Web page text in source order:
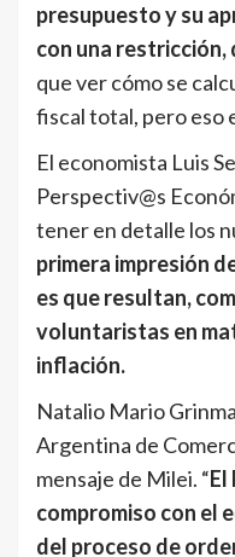
presupuesto y su
con una restricción,
que ver cómo se
fiscal total, pero eso
El economista Luis
Perspectiv@s
tener en detalle los
primera impresión
es que resultan,
voluntaristas en
inflación.
Natalio Mario
Argentina de
mensaje de Milei. “El
compromiso con el
del proceso de